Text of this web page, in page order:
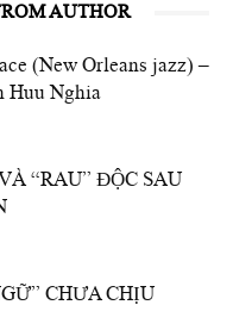
AUTHOR
(New Orleans jazz) –
Huu Nghia
“RAU” ĐỘC SAU
CHƯA CHỊU